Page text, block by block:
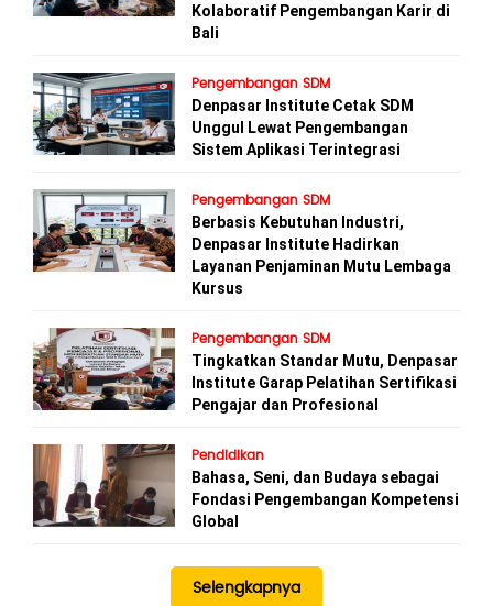
Kolaboratif Pengembangan Karir di
Bali
Pengembangan SDM
Denpasar Institute Cetak SDM
Unggul Lewat Pengembangan
Sistem Aplikasi Terintegrasi
Pengembangan SDM
Berbasis Kebutuhan Industri,
Denpasar Institute Hadirkan
Layanan Penjaminan Mutu Lembaga
Kursus
Pengembangan SDM
Tingkatkan Standar Mutu, Denpasar
Institute Garap Pelatihan Sertifikasi
Pengajar dan Profesional
Pendidikan
Bahasa, Seni, dan Budaya sebagai
Fondasi Pengembangan Kompetensi
Global
Selengkapnya